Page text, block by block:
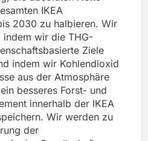
IKEA
2030 zu halbieren. Wir
indem wir die THG-
Ziele
indem wir Kohlendioxid
aus der Atmosphäre
besseres Forst- und
innerhalb der IKEA
Wir werden zu
der